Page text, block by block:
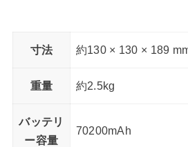
寸法 約130 × 130 × 189
重量 約2.5kg
バッテリ
ー容量
70200mAh